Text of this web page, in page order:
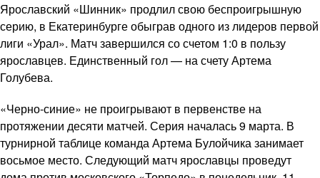
Ярославский «Шинник» продлил свою беспроигрышную
серию, в Екатеринбурге обыграв одного из лидеров первой
лиги «Урал». Матч завершился со счетом 1:0 в пользу
ярославцев. Единственный гол — на счету Артема
Голубева.
«Черно-синие» не проигрывают в первенстве на
протяжении десяти матчей. Серия началась 9 марта. В
турнирной таблице команда Артема Булойчика занимает
восьмое место. Следующий матч ярославцы проведут